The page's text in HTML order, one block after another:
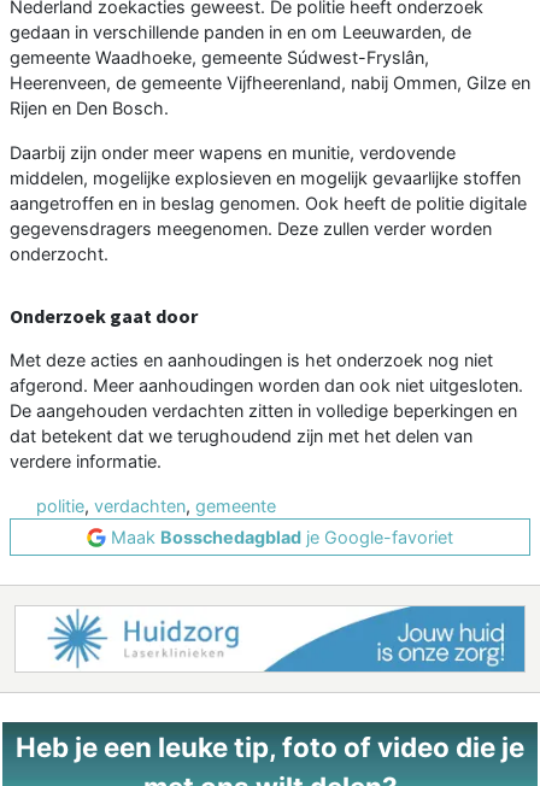
Nederland zoekacties geweest. De politie heeft onderzoek
gedaan in verschillende panden in en om Leeuwarden, de
gemeente Waadhoeke, gemeente Súdwest-Fryslân,
Heerenveen, de gemeente Vijfheerenland, nabij Ommen, Gilze en
Rijen en Den Bosch.
Daarbij zijn onder meer wapens en munitie, verdovende
middelen, mogelijke explosieven en mogelijk gevaarlijke stoffen
aangetroffen en in beslag genomen. Ook heeft de politie digitale
gegevensdragers meegenomen. Deze zullen verder worden
onderzocht.
Onderzoek gaat door
Met deze acties en aanhoudingen is het onderzoek nog niet
afgerond. Meer aanhoudingen worden dan ook niet uitgesloten.
De aangehouden verdachten zitten in volledige beperkingen en
dat betekent dat we terughoudend zijn met het delen van
verdere informatie.
politie, verdachten, gemeente
Maak Bosschedagblad je Google-favoriet
Heb je een leuke tip, foto of video die je